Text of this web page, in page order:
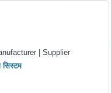
| Supplier
सिस्टम